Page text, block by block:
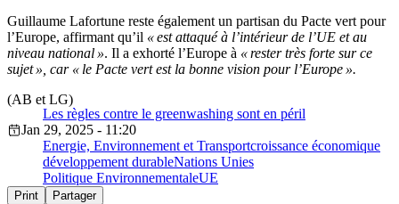
Guillaume Lafortune reste également un partisan du Pacte vert pour
l’Europe, affirmant qu’il « est attaqué à l’intérieur de l’UE et au
niveau national ». Il a exhorté l’Europe à « rester très forte sur ce
sujet », car « le Pacte vert est la bonne vision pour l’Europe ».
Les règles contre le greenwashing sont en péril
(AB et LG)
Jan 29, 2025 - 11:20
Energie, Environnement et Transportcroissance économique
développement durableNations Unies
Politique EnvironnementaleUE
Print Partager